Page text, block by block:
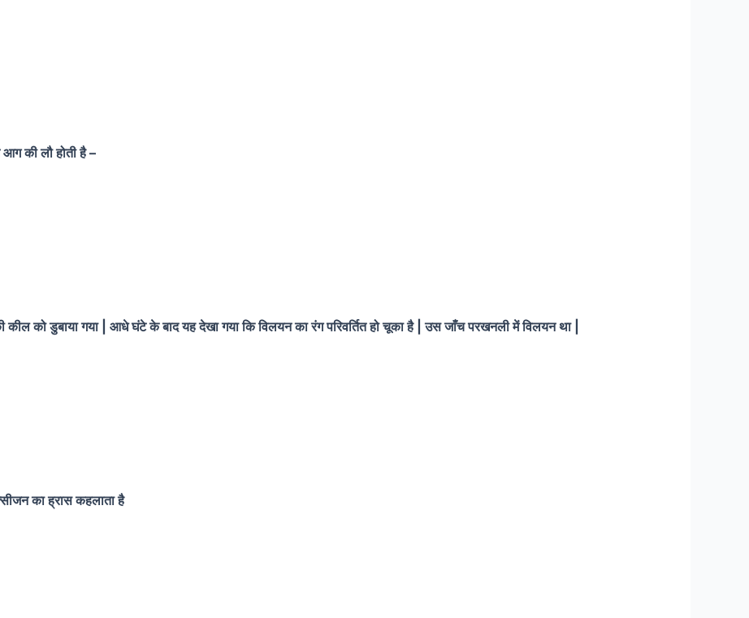
आग की लौ होती है –
को डुबाया गया | आधे घंटे के बाद यह देखा गया कि विलयन का रंग परिवर्तित हो चूका है | उस जाँच परखनली में विलयन था |
का ह्रास कहलाता है